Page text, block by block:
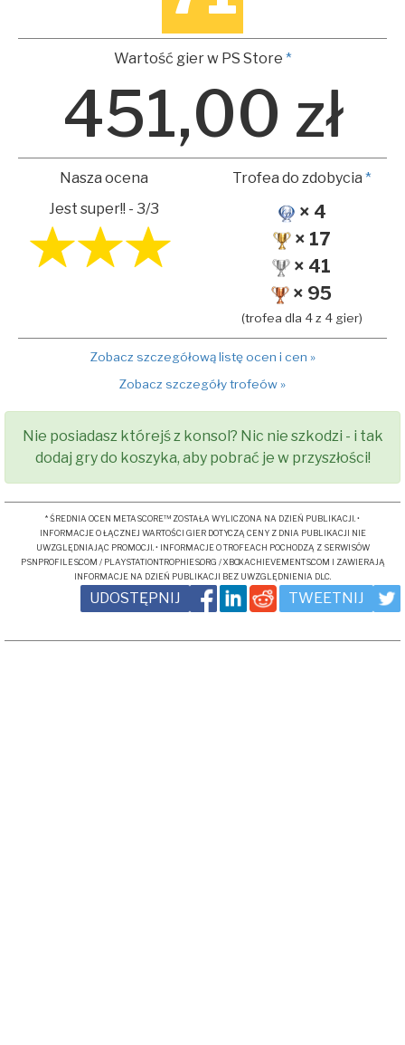
Wartość gier w PS Store *
451,00 zł
Nasza ocena
Jest super!! - 3/3
Trofea do zdobycia *
× 4
× 17
× 41
× 95
(trofea dla 4 z 4 gier)
Zobacz szczegółową listę ocen i cen »
Zobacz szczegóły trofeów »
Nie posiadasz którejś z konsol? Nic nie szkodzi - i tak
dodaj gry do koszyka, aby pobrać je w przyszłości!
* ŚREDNIA OCEN METASCORE™ ZOSTAŁA WYLICZONA NA DZIEŃ PUBLIKACJI. •
INFORMACJE O ŁĄCZNEJ WARTOŚCI GIER DOTYCZĄ CENY Z DNIA PUBLIKACJI NIE
UWZGLĘDNIAJĄC PROMOCJI. • INFORMACJE O TROFEACH POCHODZĄ Z SERWISÓW
PSNPROFILES.COM / PLAYSTATIONTROPHIES.ORG / XBOXACHIEVEMENTS.COM I ZAWIERAJĄ
INFORMACJE NA DZIEŃ PUBLIKACJI BEZ UWZGLĘDNIENIA DLC.
UDOSTĘPNIJ TWEETNIJ